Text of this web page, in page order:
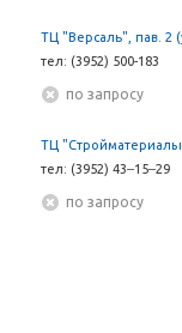
ТЦ "Версаль", пав. 2
тел: (3952) 500-183
По запросу
ТЦ
тел: (3952) 43‒15‒29
По запросу